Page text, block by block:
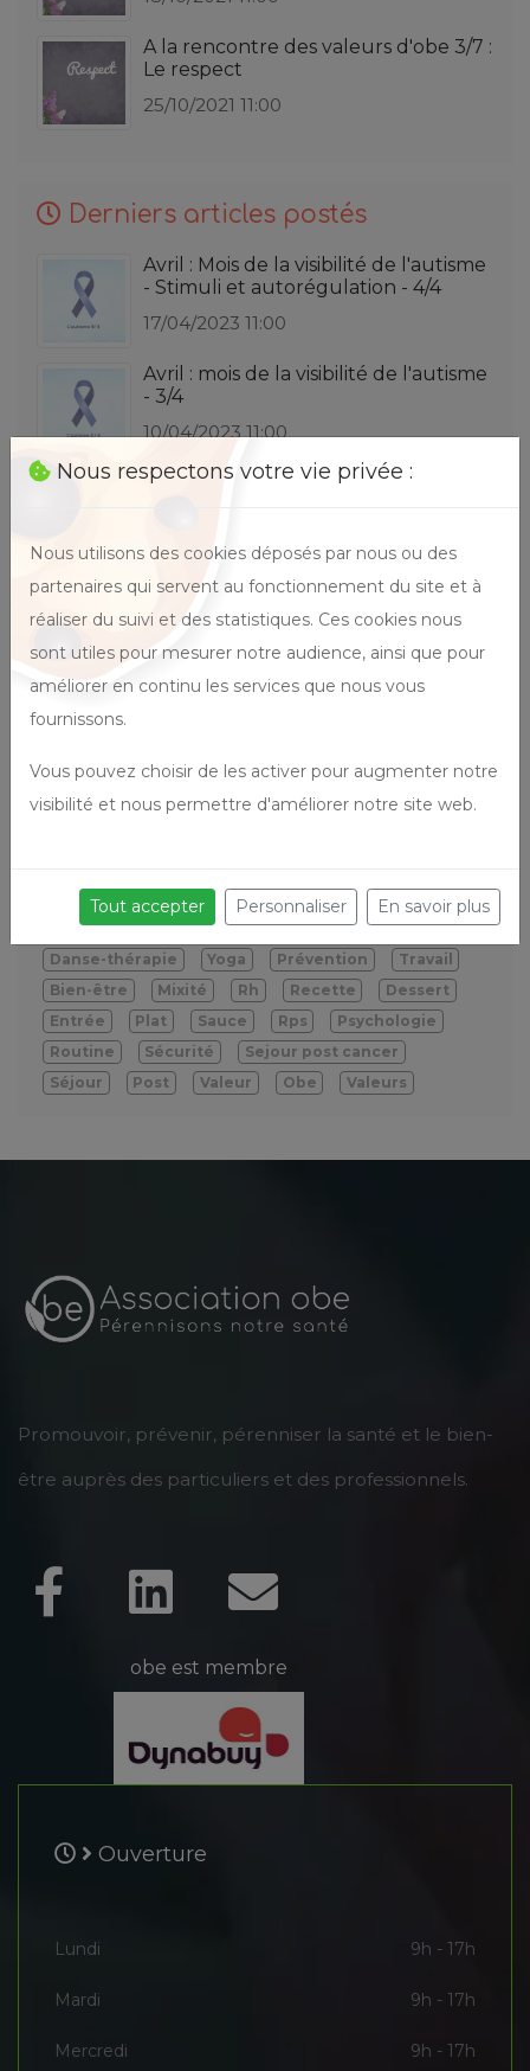
A la rencontre des valeurs d'obe 3/7 :
Le respect
25/10/2021 11:00
Derniers articles postés
Avril : Mois de la visibilité de l'autisme
- Stimuli et autorégulation - 4/4
17/04/2023 11:00
Avril : mois de la visibilité de l'autisme
- 3/4
10/04/2023 11:00
Avril : Mois de la visibilité de l'autisme
03/04/2023 11:00
L'AUTISME 1/4 : JOURNEE
MONDIALE DE L'AUTISME
Mots clé / Thèmes
Interview
Management Manager
Pratique
Pratique obe pro
Cuisine
Danse-thérapie
Yoga Prévention
Travail
Bien-être
Mixité Rh Recette
Dessert
Entrée
Plat Sauce Rps
Psychologie
Routine
Sécurité
Sejour post cancer
Séjour
Post Valeur Obe Valeurs
Promouvoir, prévenir, pérenniser la santé et le bien-
être auprès des particuliers et des professionnels.
obe est membre
Ouverture
Lundi 9h - 17h
Mardi 9h - 17h
Mercredi 9h - 17h
Nous respectons votre vie privée :
Nous utilisons des cookies déposés par nous ou des
partenaires qui servent au fonctionnement du site et à
réaliser du suivi et des statistiques. Ces cookies nous
sont utiles pour mesurer notre audience, ainsi que pour
améliorer en continu les services que nous vous
fournissons.
Vous pouvez choisir de les activer pour augmenter notre
visibilité et nous permettre d'améliorer notre site web.
Tout accepter Personnaliser En savoir plus